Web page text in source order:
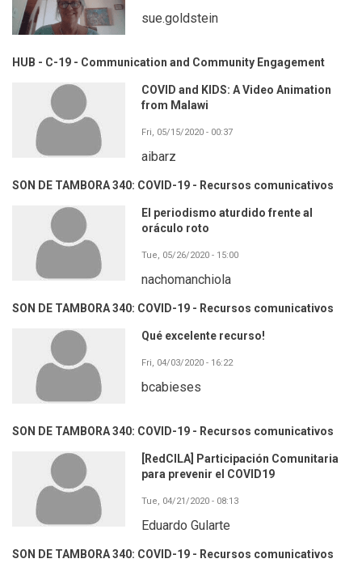
sue.goldstein
HUB - C-19 - Communication and Community Engagement
COVID and KIDS: A Video Animation
from Malawi
Fri, 05/15/2020 - 00:37
aibarz
SON DE TAMBORA 340: COVID-19 - Recursos comunicativos
El periodismo aturdido frente al
oráculo roto
Tue, 05/26/2020 - 15:00
nachomanchiola
SON DE TAMBORA 340: COVID-19 - Recursos comunicativos
Qué excelente recurso!
Fri, 04/03/2020 - 16:22
bcabieses
SON DE TAMBORA 340: COVID-19 - Recursos comunicativos
[RedCILA] Participación Comunitaria
para prevenir el COVID19
Tue, 04/21/2020 - 08:13
Eduardo Gularte
SON DE TAMBORA 340: COVID-19 - Recursos comunicativos